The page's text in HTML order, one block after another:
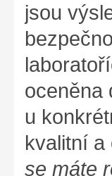
jsou
oceněna
u
kvalitní
se máte